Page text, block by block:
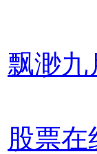
飘渺九
股票